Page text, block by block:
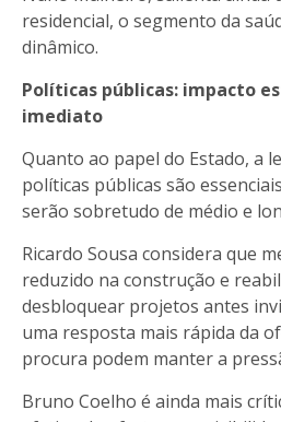
residencial, o segmento da
dinâmico.
Políticas públicas: impacto
imediato
Quanto ao papel do Estado, a
políticas públicas são
serão sobretudo de médio e
Ricardo Sousa considera que
reduzido na construção e
desbloquear projetos antes
uma resposta mais rápida da
procura podem manter a
Bruno Coelho é ainda mais